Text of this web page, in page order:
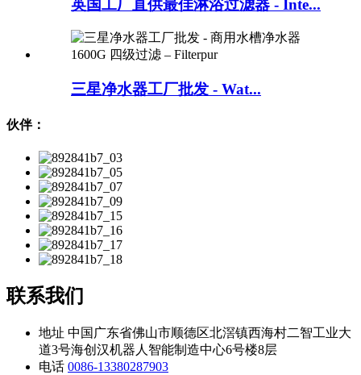
英国工厂直供最佳淋浴过滤器 - Inte...
三星净水器工厂批发 - Wat...
伙伴：
联系我们
地址 中国广东省佛山市顺德区北滘镇西海村二智工业大
道3号海创汉机器人智能制造中心6号楼8层
电话 0086-13380287903